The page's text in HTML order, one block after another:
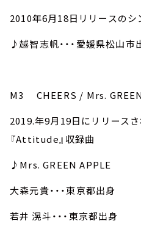
2010年6月18日リリースのシ
♪越智志帆・・・愛媛県松山市
M3 CHEERS / Mrs.
2019.年9月19日にリリース
『Attitude』収録曲
♪Mrs. GREEN APPLE
大森元貴・・・東京都出身
若井 滉斗・・・東京都出身